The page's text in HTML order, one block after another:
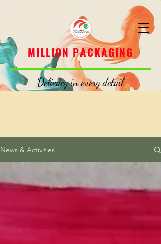
MILLION PACKAGING
Delicacy in every detail
News & Activities